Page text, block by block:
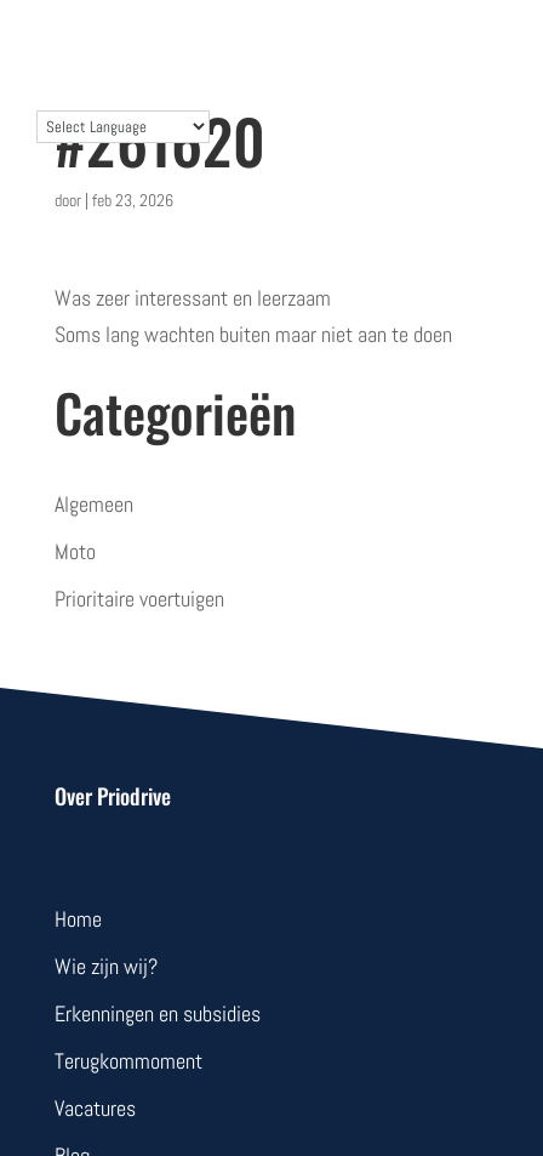
#261620
door | feb 23, 2026
Was zeer interessant en leerzaam
Soms lang wachten buiten maar niet aan te doen
Categorieën
Algemeen
Moto
Prioritaire voertuigen
Over Priodrive
Home
Wie zijn wij?
Erkenningen en subsidies
Terugkommoment
Vacatures